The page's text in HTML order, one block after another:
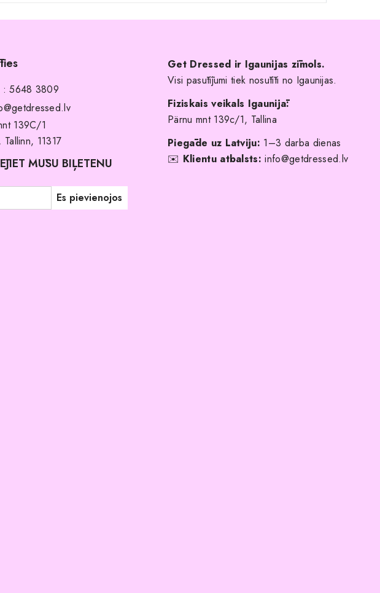
:5648 3809
139C/1
Tallinn, 11317
MŪSU BIĻETENU
Get Dressed ir Igaunijas zīmols.
Visi pasūtījumi tiek nosūtīti no Igaunijas.
Fiziskais veikals Igaunijā:
Pärnu mnt 139c/1, Tallina
Piegāde uz Latviju: 1–3 darba dienas
✉️ Klientu atbalsts: info@getdressed.lv